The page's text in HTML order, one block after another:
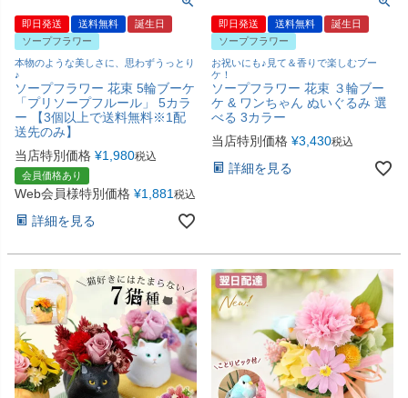
即日発送 送料無料
誕生日
ソープフラワー
本物のような美しさに、思わずうっとり
♪
ソープフラワー 花束 5輪ブーケ
「プリソープフルール」 5カラ
ー 【3個以上で送料無料※1配
送先のみ】
当店特別価格 ¥1,980税込
会員価格あり
Web会員様特別価格 ¥1,881 税込
詳細を見る
即日発送 送料無料
誕生日
ソープフラワー
お祝いにも♪見て＆香りで楽しむブー
ケ！
ソープフラワー 花束 ３輪ブー
ケ & ワンちゃん ぬいぐるみ 選
べる 3カラー
当店特別価格 ¥3,430税込
詳細を見る